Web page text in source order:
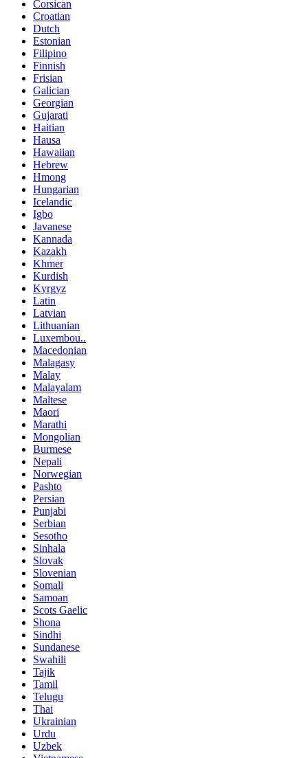
Corsican
Croatian
Dutch
Estonian
Filipino
Finnish
Frisian
Galician
Georgian
Gujarati
Haitian
Hausa
Hawaiian
Hebrew
Hmong
Hungarian
Icelandic
Igbo
Javanese
Kannada
Kazakh
Khmer
Kurdish
Kyrgyz
Latin
Latvian
Lithuanian
Luxembou..
Macedonian
Malagasy
Malay
Malayalam
Maltese
Maori
Marathi
Mongolian
Burmese
Nepali
Norwegian
Pashto
Persian
Punjabi
Serbian
Sesotho
Sinhala
Slovak
Slovenian
Somali
Samoan
Scots Gaelic
Shona
Sindhi
Sundanese
Swahili
Tajik
Tamil
Telugu
Thai
Ukrainian
Urdu
Uzbek